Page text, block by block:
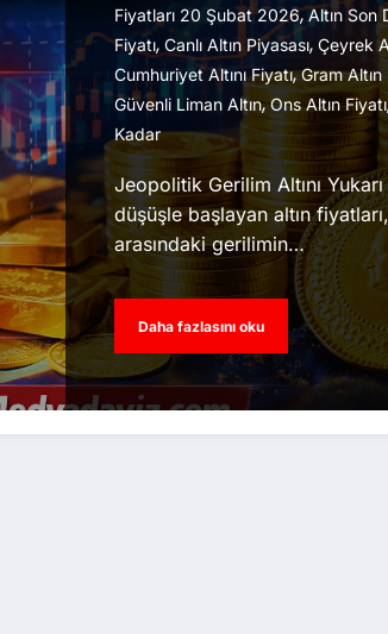
Fiyatları 20 Şubat 2026,Altın Son
Fiyatı, Canlı Altın Piyasası, Çeyrek
Cumhuriyet Altını Fiyatı,Gram
Güvenli Liman Altın,Ons Altın Fiyatı
Kadar
Jeopolitik Gerilim Altını Yukarı
düşüşle başlayan altın
arasındaki gerilimin…
Daha fazlasını oku